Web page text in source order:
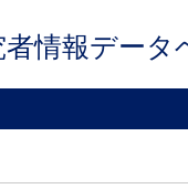
情報データ